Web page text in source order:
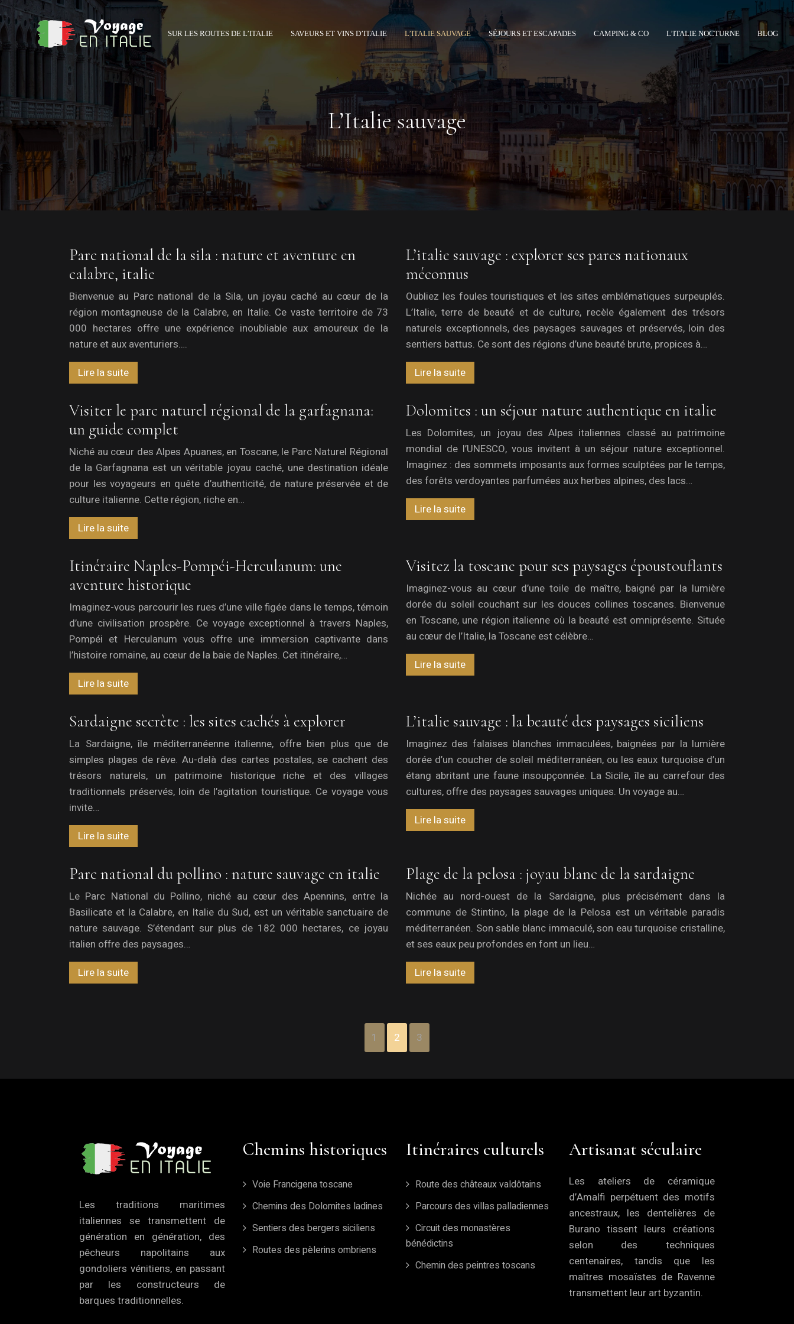
SUR LES ROUTES DE L’ITALIE SAVEURS ET VINS D’ITALIE L’ITALIE SAUVAGE SÉJOURS ET ESCAPADES CAMPING & CO L’ITALIE NOCTURNE BLOG
L’Italie sauvage
Parc national de la sila : nature et aventure en
calabre, italie
Bienvenue au Parc national de la Sila, un joyau caché au cœur de la
région montagneuse de la Calabre, en Italie. Ce vaste territoire de 73
000 hectares offre une expérience inoubliable aux amoureux de la
nature et aux aventuriers….
Lire la suite
L’italie sauvage : explorer ses parcs nationaux
méconnus
Oubliez les foules touristiques et les sites emblématiques surpeuplés.
L’Italie, terre de beauté et de culture, recèle également des trésors
naturels exceptionnels, des paysages sauvages et préservés, loin des
sentiers battus. Ce sont des régions d’une beauté brute, propices à…
Lire la suite
Visiter le parc naturel régional de la garfagnana:
un guide complet
Niché au cœur des Alpes Apuanes, en Toscane, le Parc Naturel Régional
de la Garfagnana est un véritable joyau caché, une destination idéale
pour les voyageurs en quête d’authenticité, de nature préservée et de
culture italienne. Cette région, riche en…
Lire la suite
Dolomites : un séjour nature authentique en italie
Les Dolomites, un joyau des Alpes italiennes classé au patrimoine
mondial de l’UNESCO, vous invitent à un séjour nature exceptionnel.
Imaginez : des sommets imposants aux formes sculptées par le temps,
des forêts verdoyantes parfumées aux herbes alpines, des lacs…
Lire la suite
Itinéraire Naples-Pompéi-Herculanum: une
aventure historique
Imaginez-vous parcourir les rues d’une ville figée dans le temps, témoin
d’une civilisation prospère. Ce voyage exceptionnel à travers Naples,
Pompéi et Herculanum vous offre une immersion captivante dans
l’histoire romaine, au cœur de la baie de Naples. Cet itinéraire,…
Lire la suite
Visitez la toscane pour ses paysages époustouflants
Imaginez-vous au cœur d’une toile de maître, baigné par la lumière
dorée du soleil couchant sur les douces collines toscanes. Bienvenue
en Toscane, une région italienne où la beauté est omniprésente. Située
au cœur de l’Italie, la Toscane est célèbre…
Lire la suite
Sardaigne secrète : les sites cachés à explorer
La Sardaigne, île méditerranéenne italienne, offre bien plus que de
simples plages de rêve. Au-delà des cartes postales, se cachent des
trésors naturels, un patrimoine historique riche et des villages
traditionnels préservés, loin de l’agitation touristique. Ce voyage vous
invite…
Lire la suite
L’italie sauvage : la beauté des paysages siciliens
Imaginez des falaises blanches immaculées, baignées par la lumière
dorée d’un coucher de soleil méditerranéen, ou les eaux turquoise d’un
étang abritant une faune insoupçonnée. La Sicile, île au carrefour des
cultures, offre des paysages sauvages uniques. Un voyage au…
Lire la suite
Parc national du pollino : nature sauvage en italie
Le Parc National du Pollino, niché au cœur des Apennins, entre la
Basilicate et la Calabre, en Italie du Sud, est un véritable sanctuaire de
nature sauvage. S’étendant sur plus de 182 000 hectares, ce joyau
italien offre des paysages…
Lire la suite
Plage de la pelosa : joyau blanc de la sardaigne
Nichée au nord-ouest de la Sardaigne, plus précisément dans la
commune de Stintino, la plage de la Pelosa est un véritable paradis
méditerranéen. Son sable blanc immaculé, son eau turquoise cristalline,
et ses eaux peu profondes en font un lieu…
Lire la suite
1 2 3
Les traditions maritimes
italiennes se transmettent de
génération en génération, des
pêcheurs napolitains aux
gondoliers vénitiens, en passant
par les constructeurs de
barques traditionnelles.
Chemins historiques
Voie Francigena toscane
Chemins des Dolomites ladines
Sentiers des bergers siciliens
Routes des pèlerins ombriens
Itinéraires culturels
Route des châteaux valdôtains
Parcours des villas palladiennes
Circuit des monastères
bénédictins
Chemin des peintres toscans
Artisanat séculaire
Les ateliers de céramique
d’Amalfi perpétuent des motifs
ancestraux, les dentelières de
Burano tissent leurs créations
selon des techniques
centenaires, tandis que les
maîtres mosaïstes de Ravenne
transmettent leur art byzantin.